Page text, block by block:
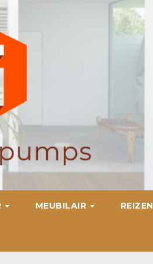
MEUBILAIR REIZEN